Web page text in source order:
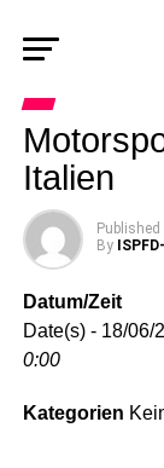
Italien
Published
By
Datum/Zeit
Date(s) - 18/06/
0:00
Kategorien